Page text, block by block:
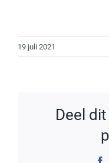
19 juli 2021
Deel